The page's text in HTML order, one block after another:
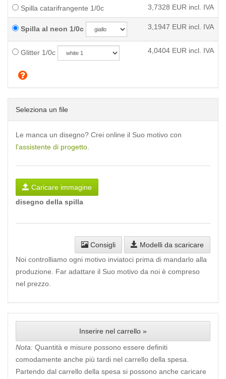
Spilla catarifrangente 1/0c 3,7328 EUR incl. IVA
Spilla al neon 1/0c 3,1947 EUR incl. IVA
Glitter 1/0c 4,0404 EUR incl. IVA
Seleziona un file
Le manca un disegno? Crei online il Suo motivo con
l'assistente di progetto
Caricare immagine
disegno della spilla
Consigli
Modelli da scaricare
Noi controlliamo ogni motivo inviatoci prima di mandarlo alla
produzione. Far adattare il Suo motivo da noi è compreso
nel prezzo.
Inserire nel carrello »
Nota: Quantità e misure possono essere definiti
comodamente anche più tardi nel carrello della spesa.
Partendo dal carrello della spesa si possono anche caricare